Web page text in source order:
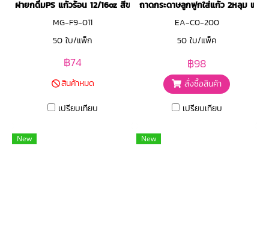
ฝายกดื่มPS แก้วร้อน 12/16oz สีขาว
MG-F9-011
50 ใบ/แพ็ก
฿74
สินค้าหมด
เปรียบเทียบ
ถาดกระดาษลูกฟูกใส่แก้ว 2หลุม แบบ
EA-C0-200
50 ใบ/แพ็ค
฿98
สั่งซื้อสินค้า
เปรียบเทียบ
New New